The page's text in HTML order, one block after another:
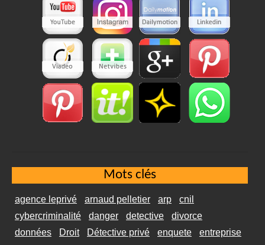
Mots clés
agence leprivé arnaud pelletier arp
cnil
cybercriminalité
danger detective
divorce
données
Droit Détective privé enquete
entreprise